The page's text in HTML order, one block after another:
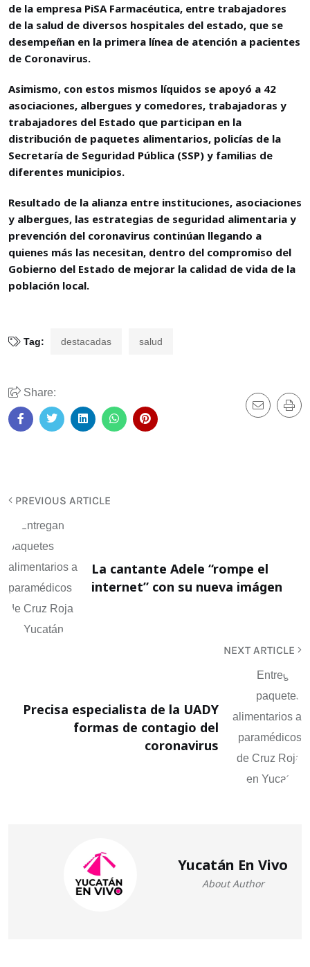
de la empresa PiSA Farmacéutica, entre trabajadores
de la salud de diversos hospitales del estado, que se
desempeñan en la primera línea de atención a pacientes
de Coronavirus.
Asimismo, con estos mismos líquidos se apoyó a 42
asociaciones, albergues y comedores, trabajadoras y
trabajadores del Estado que participan en la
distribución de paquetes alimentarios, policías de la
Secretaría de Seguridad Pública (SSP) y familias de
diferentes municipios.
Resultado de la alianza entre instituciones, asociaciones
y albergues, las estrategias de seguridad alimentaria y
prevención del coronavirus continúan llegando a
quienes más las necesitan, dentro del compromiso del
Gobierno del Estado de mejorar la calidad de vida de la
población local.
Tag: destacadas salud
Share:
PREVIOUS ARTICLE
La cantante Adele “rompe el
internet” con su nueva imágen
NEXT ARTICLE
Precisa especialista de la UADY
formas de contagio del
coronavirus
Yucatán En Vivo
About Author